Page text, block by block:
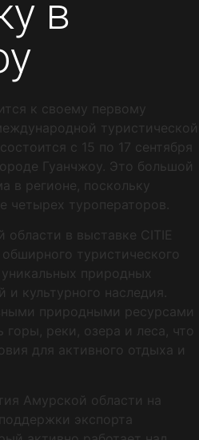
в
к своему первому
туристической
с 15 по 17 сентября
Гуанчжоу. Это большой
в регионе, поскольку
четырех туроператоров.
в выставке CITIE
туристического
уникальных природных
и культурного наследия.
природными ресурсами
горы, реки, озера и леса, что
для активного отдыха и
Амурской области на
экспорта